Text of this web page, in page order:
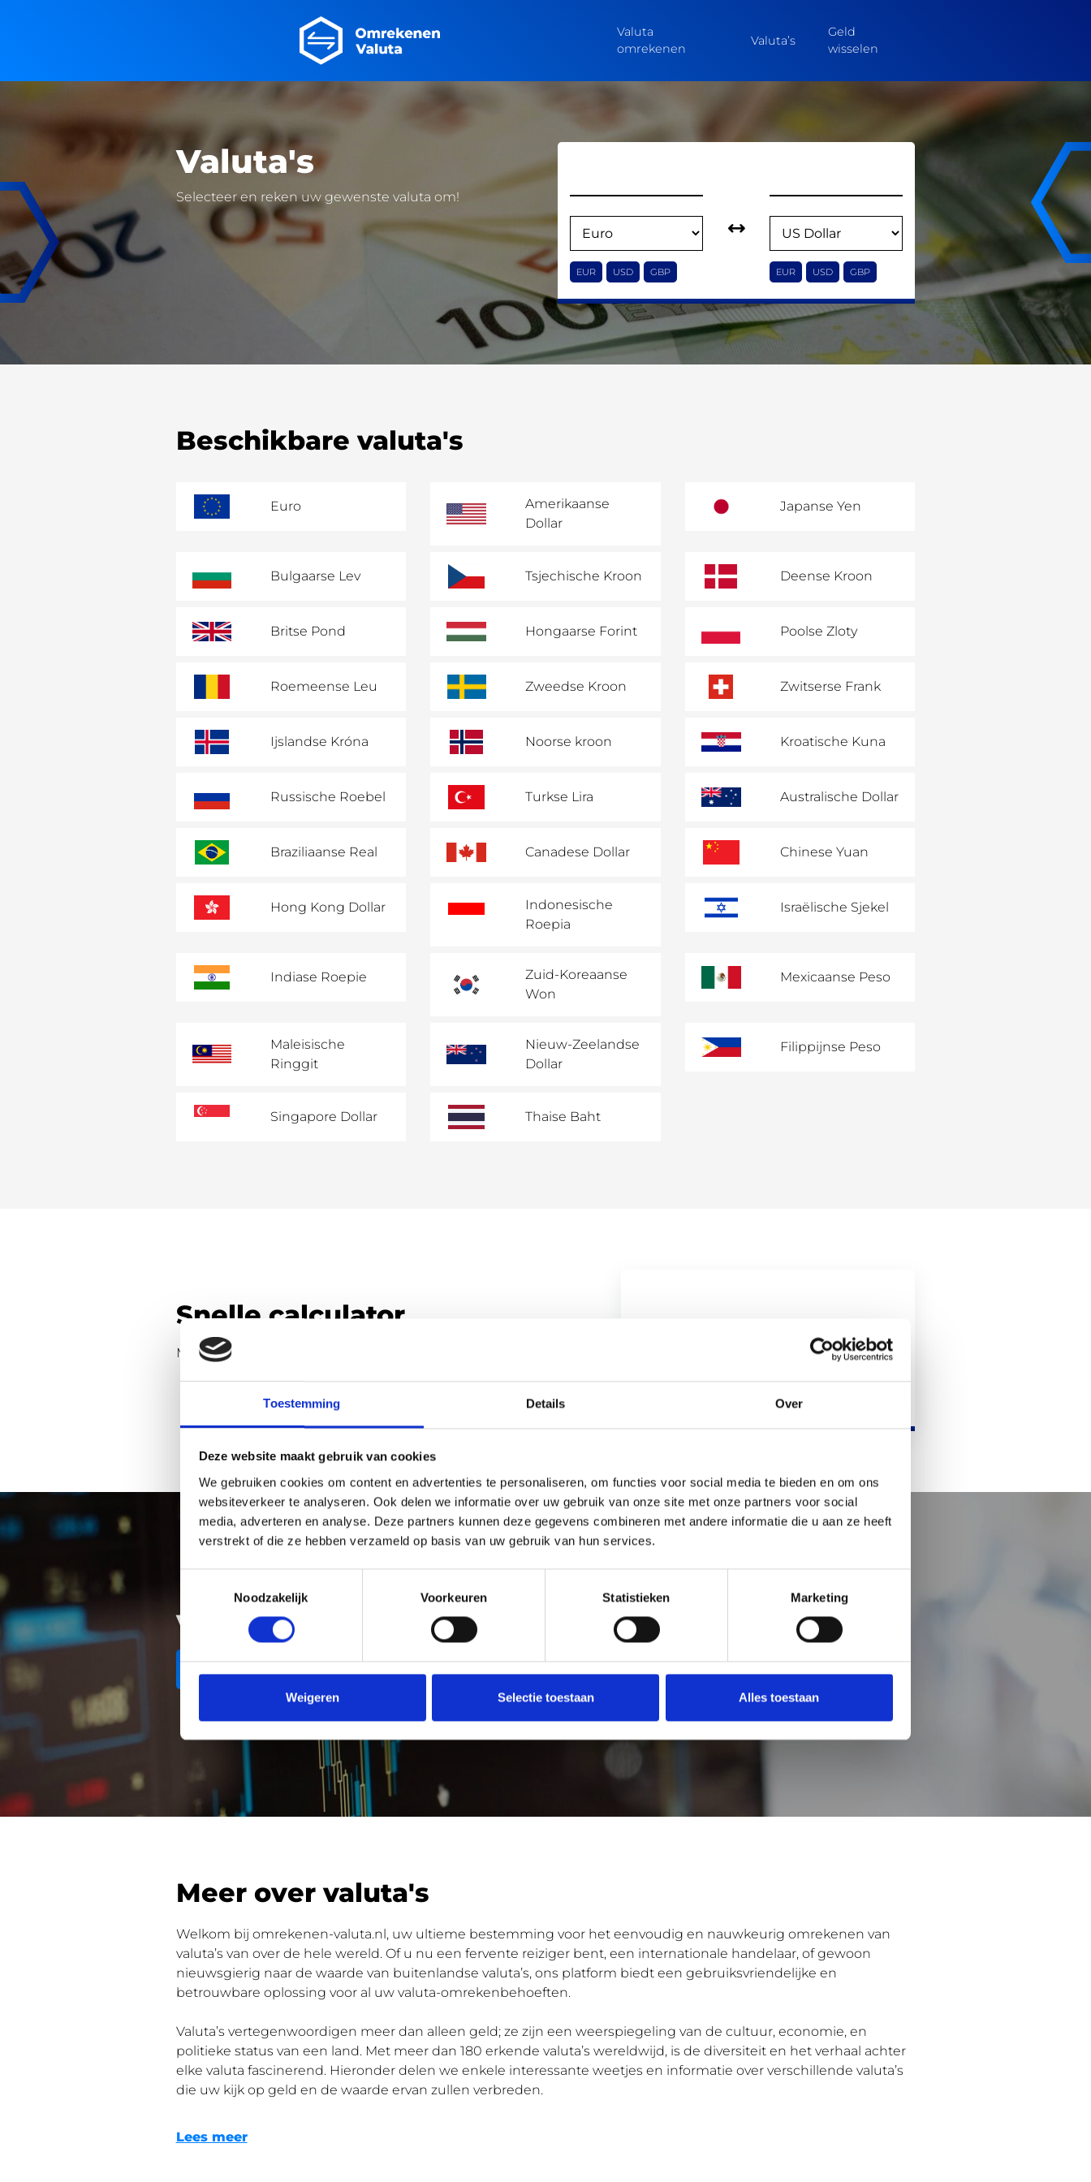
Toestemming Details Over
Deze website maakt gebruik van cookies
We gebruiken cookies om content en advertenties te personaliseren, om functies voor social media te bieden en om ons
websiteverkeer te analyseren. Ook delen we informatie over uw gebruik van onze site met onze partners voor social
media, adverteren en analyse. Deze partners kunnen deze gegevens combineren met andere informatie die u aan ze heeft
verstrekt of die ze hebben verzameld op basis van uw gebruik van hun services.
Noodzakelijk
Voorkeuren Statistieken Marketing
Weigeren Selectie toestaan Alles toestaan
Valuta
omrekenen
Valuta’s
Geld
wisselen
Valuta's
Selecteer en reken uw gewenste valuta om!
EUR USD GBP EUR USD GBP
Beschikbare valuta's
Euro
Amerikaanse
Dollar
Japanse Yen
Bulgaarse Lev Tsjechische Kroon Deense Kroon
Britse Pond Hongaarse Forint Poolse Zloty
Roemeense Leu Zweedse Kroon Zwitserse Frank
Ijslandse Króna Noorse kroon Kroatische Kuna
Russische Roebel Turkse Lira Australische Dollar
Braziliaanse Real Canadese Dollar Chinese Yuan
Hong Kong Dollar
Indonesische
Roepia
Israëlische Sjekel
Indiase Roepie
Zuid-Koreaanse
Won
Mexicaanse Peso
Maleisische
Ringgit
Nieuw-Zeelandse
Dollar
Filippijnse Peso
Singapore Dollar Thaise Baht
Snelle calculator
Maak snelle berekeningen aan de hand van actuele
EUR
Vind een geldwisselkantoor
Meer over valuta's
Welkom bij omrekenen-valuta.nl, uw ultieme bestemming voor het eenvoudig en nauwkeurig omrekenen van
valuta’s van over de hele wereld. Of u nu een fervente reiziger bent, een internationale handelaar, of gewoon
nieuwsgierig naar de waarde van buitenlandse valuta’s, ons platform biedt een gebruiksvriendelijke en
betrouwbare oplossing voor al uw valuta-omrekenbehoeften.
Valuta’s vertegenwoordigen meer dan alleen geld; ze zijn een weerspiegeling van de cultuur, economie, en
politieke status van een land. Met meer dan 180 erkende valuta’s wereldwijd, is de diversiteit en het verhaal achter
elke valuta fascinerend. Hieronder delen we enkele interessante weetjes en informatie over verschillende valuta’s
die uw kijk op geld en de waarde ervan zullen verbreden.
Lees meer